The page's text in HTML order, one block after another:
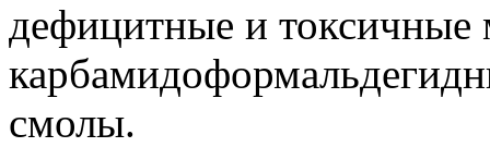
дефицитные и
смолы.